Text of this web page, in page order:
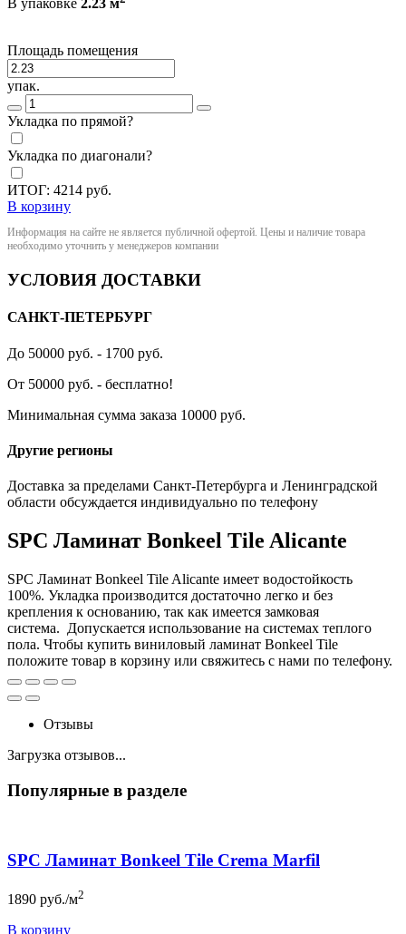
В упаковке 2.23 м
Площадь помещения
упак.
Укладка по прямой?
Укладка по диагонали?
ИТОГ: 4214 руб.
В корзину
Информация на сайте не является публичной офертой. Цены и наличие товара
необходимо уточнить у менеджеров компании
УСЛОВИЯ ДОСТАВКИ
САНКТ-ПЕТЕРБУРГ
До 50000 руб. - 1700 руб.
От 50000 руб. - бесплатно!
Минимальная сумма заказа 10000 руб.
Другие регионы
Доставка за пределами Санкт-Петербурга и Ленинградской
области обсуждается индивидуально по телефону
SPC Ламинат Bonkeel Tile Alicante
SPC Ламинат Bonkeel Tile Alicante имеет водостойкость
100%. Укладка производится достаточно легко и без
крепления к основанию, так как имеется замковая
система. Допускается использование на системах теплого
пола. Чтобы купить виниловый ламинат Bonkeel Tile
положите товар в корзину или свяжитесь с нами по телефону.
Отзывы
Загрузка отзывов...
Популярные в разделе
SPC Ламинат Bonkeel Tile Crema Marfil
1890 руб./м2
В корзину